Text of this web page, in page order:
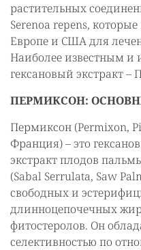
растительных
Serenoa repens,
Европе и США для
Наиболее известным и
гексановый экстракт –
ПЕРМИКСОН:
Пермиксон (Permixon,
Франция) – это
экстракт плодов
(Sabal Serrulata, Saw
свободных и
длинноцепочечных
фитостеролов. Он
селективностью по